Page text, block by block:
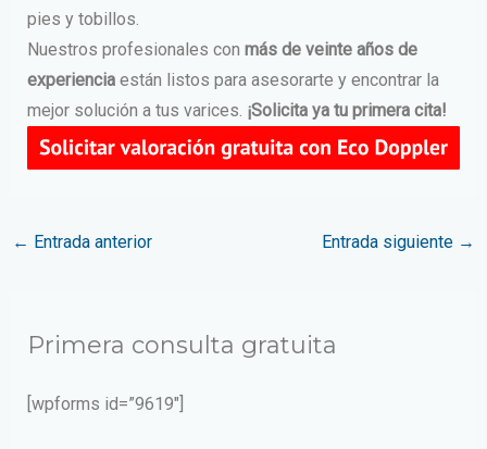
pies y tobillos.
Nuestros profesionales con más de veinte años de
experienciaestán listos para asesorarte y encontrar la
mejor solución a tus varices. ¡Solicita ya tu primera cita!
← Entrada anterior Entrada siguiente →
Primera consulta gratuita
[wpforms id=”9619″]